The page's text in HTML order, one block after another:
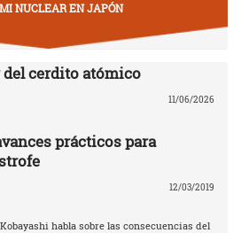
NUCLEAR EN JAPÓN
cerdito atómico
11/06/2026
prácticos para
12/03/2019
habla sobre las consecuencias del